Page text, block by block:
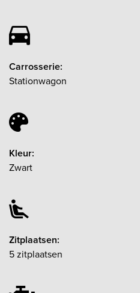
Carrosserie:
Stationwagon
Kleur:
Zwart
Zitplaatsen:
5 zitplaatsen